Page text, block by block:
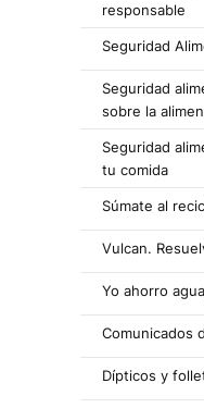
responsable
Seguridad
Seguridad
sobre la
Seguridad
tu comida
Súmate al
Vulcan.
Yo ahorro
Comunicados
Dípticos y